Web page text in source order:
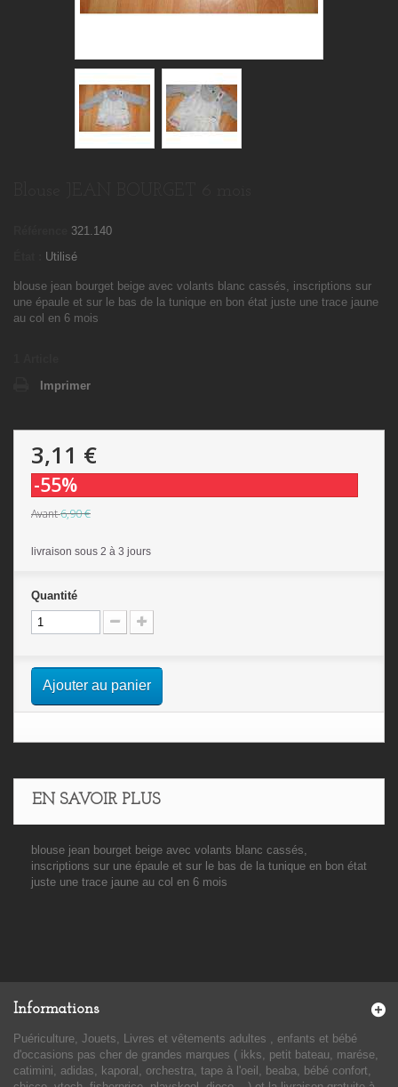
321.140
Utilisé
blouse jean bourget beige avec volants blanc cassés, inscriptions sur
une épaule et sur le bas de la tunique en bon état juste une trace jaune
au col en 6 mois
Imprimer
3,11 €
-55%
Avant6,90 €
livraison sous 2 à 3 jours
Quantité
Ajouter au panier
EN SAVOIR PLUS
blouse jean bourget beige avec volants blanc cassés,
inscriptions sur une épaule et sur le bas de la tunique en bon état
juste une trace jaune au col en 6 mois
Informations
Puériculture, Jouets, Livres et vêtements adultes , enfants et bébé
d'occasions pas cher de grandes marques ( ikks, petit bateau, marése,
catimini, adidas, kaporal, orchestra, tape à l'oeil, beaba, bébé confort,